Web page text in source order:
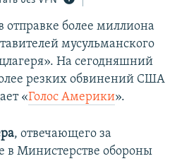
более миллиона
мусульманского
На сегодняшний
резких обвинений США
«Голос Америки».
, отвечающего за
в Министерстве обороны